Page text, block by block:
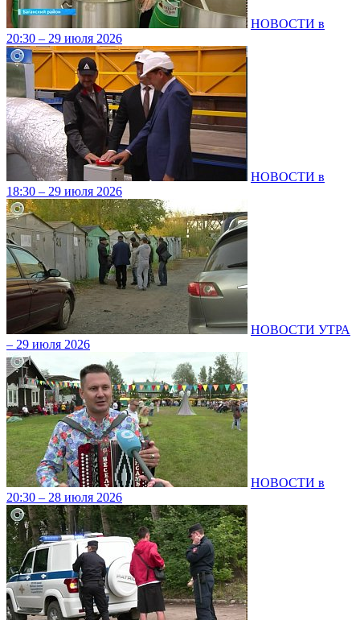
НОВОСТИ в
20:30 – 29 июля 2026
НОВОСТИ в
18:30 – 29 июля 2026
НОВОСТИ УТРА
– 29 июля 2026
НОВОСТИ в
20:30 – 28 июля 2026